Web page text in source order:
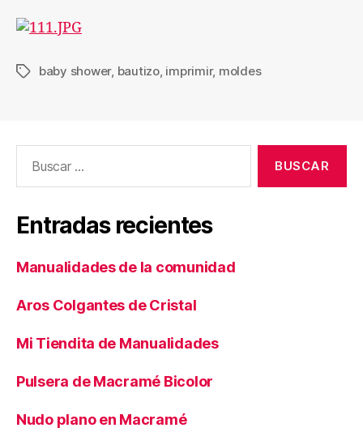
Etiquetasbaby shower, bautizo, imprimir, moldes
Entradas recientes
Manualidades de la comunidad
Aros Colgantes de Cristal
Mi Tiendita de Manualidades
Pulsera de Macramé Bicolor
Nudo plano en Macramé